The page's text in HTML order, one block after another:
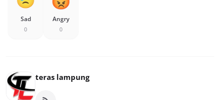
Sad
0
Angry
0
teras lampung